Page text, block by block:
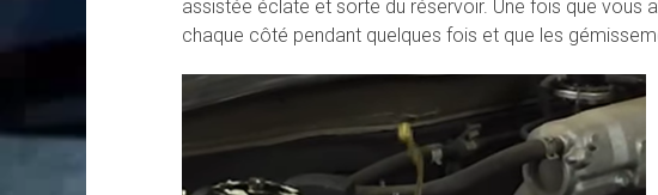
assistée éclate et sorte du réservoir. Une fois que vous
chaque côté pendant quelques fois et que les